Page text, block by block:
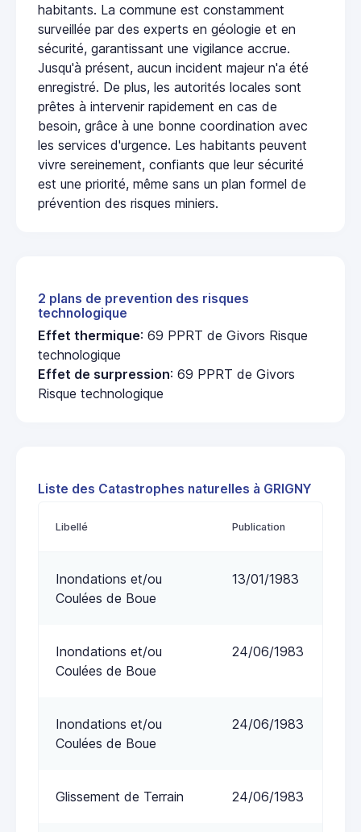
habitants. La commune est constamment
surveillée par des experts en géologie et en
sécurité, garantissant une vigilance accrue.
Jusqu'à présent, aucun incident majeur n'a été
enregistré. De plus, les autorités locales sont
prêtes à intervenir rapidement en cas de
besoin, grâce à une bonne coordination avec
les services d'urgence. Les habitants peuvent
vivre sereinement, confiants que leur sécurité
est une priorité, même sans un plan formel de
prévention des risques miniers.
2 plans de prevention des risques
technologique
Effet thermique: 69 PPRT de Givors Risque
technologique
Effet de surpression: 69 PPRT de Givors
Risque technologique
Liste des Catastrophes naturelles à GRIGNY
Libellé Publication
Inondations et/ou
Coulées de Boue
13/01/1983
Inondations et/ou
Coulées de Boue
24/06/1983
Inondations et/ou
Coulées de Boue
24/06/1983
Glissement de Terrain 24/06/1983